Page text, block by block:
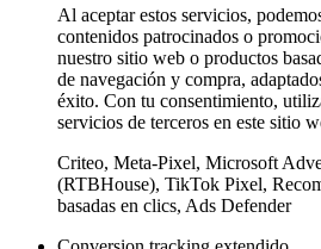
Al aceptar estos servicios,
contenidos patrocinados o
nuestro sitio web o productos
de navegación y compra,
éxito. Con tu consentimiento,
servicios de terceros en este sitio
Criteo, Meta-Pixel, Microsoft
(RTBHouse), TikTok Pixel,
basadas en clics, Ads Defender